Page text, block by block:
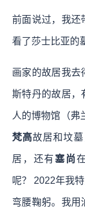
前面说过，我还
看了莎士比亚的
画家的故居我去
斯特丹的故居，
人的博物馆（弗
梵高故居和坟
居，还有塞尚
呢？ 2022年我
弯腰鞠躬。我用